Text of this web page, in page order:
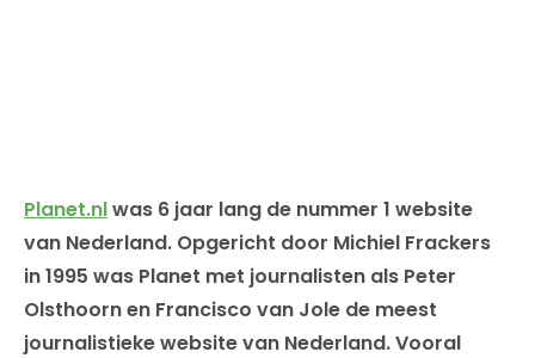
Planet.nlwas 6 jaar lang de nummer 1 website
van Nederland. Opgericht door Michiel Frackers
in 1995 was Planet met journalisten als Peter
Olsthoorn en Francisco van Jole de meest
journalistieke website van Nederland. Vooral